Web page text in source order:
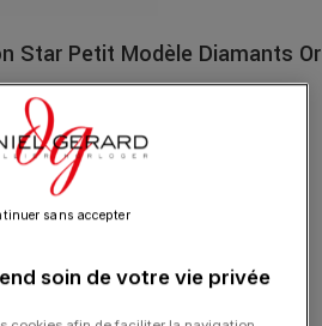
Star Petit Modèle Diamants Or
soin de votre vie privée
sans accepter